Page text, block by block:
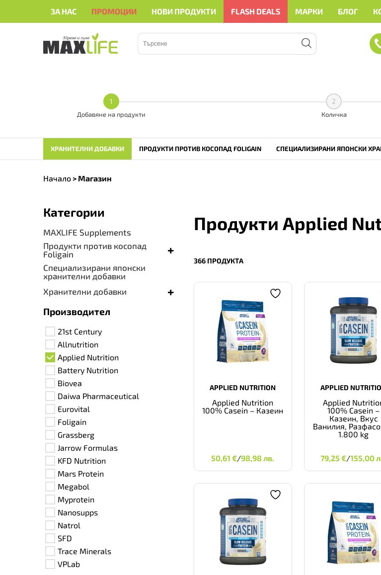
ЗА НАС ПРОМОЦИИ НОВИ ПРОДУКТИ FLASH DEALS МАРКИ БЛОГ
1
Добавяне на продукти
2
Количка
ХРАНИТЕЛНИ ДОБАВКИ ПРОДУКТИ ПРОТИВ КОСОПАД FOLIGAIN СПЕЦИАЛИЗИРАНИ ЯПОНСКИ
Начало > Магазин
Категории
MAXLIFE Supplements
Продукти против косопад
Foligain
+
Специализирани японски
хранителни добавки
Хранителни добавки
+
Производител
21st Century
Allnutrition
Applied Nutrition
Battery Nutrition
Biovea
Daiwa Pharmaceutical
Eurovital
Foligain
Grassberg
Jarrow Formulas
KFD Nutrition
Mars Protein
Megabol
Myprotein
Nanosupps
Natrol
SFD
Trace Minerals
VPLab
Продукти Applied
366 ПРОДУКТА
APPLIED NUTRITION
Applied Nutrition
100% Casein – Казеин
50,61€/98,98 лв.
50,61€ 98,98 ЛВ.
APPLIED
Applied
100% Casein –
Казеин, Вкус
Ванилия,
1.800 kg
79,25€/155,00
79,25€ 155,00 ЛВ.